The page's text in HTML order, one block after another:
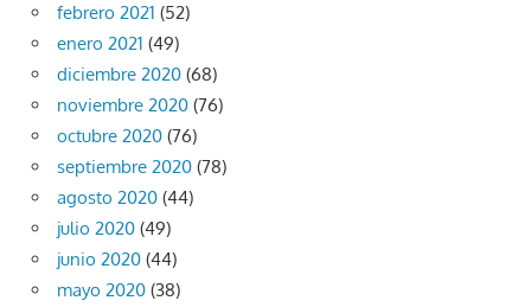
febrero 2021 (52)
enero 2021 (49)
diciembre 2020 (68)
noviembre 2020 (76)
octubre 2020 (76)
septiembre 2020 (78)
agosto 2020 (44)
julio 2020 (49)
junio 2020 (44)
mayo 2020 (38)